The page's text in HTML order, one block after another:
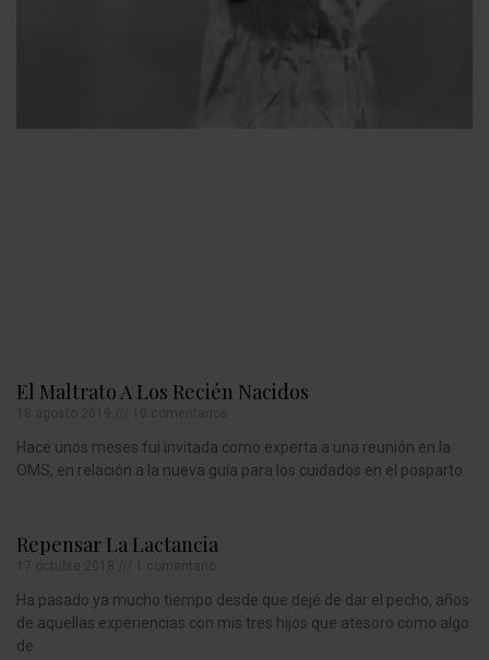
El Maltrato A Los Recién Nacidos
Hace unos meses fui invitada como experta a una reunión en la
OMS, en relación a la nueva guía para los cuidados en el posparto.
Repensar La Lactancia
Ha pasado ya mucho tiempo desde que dejé de dar el pecho, años
de aquellas experiencias con mis tres hijos que atesoro como algo
de